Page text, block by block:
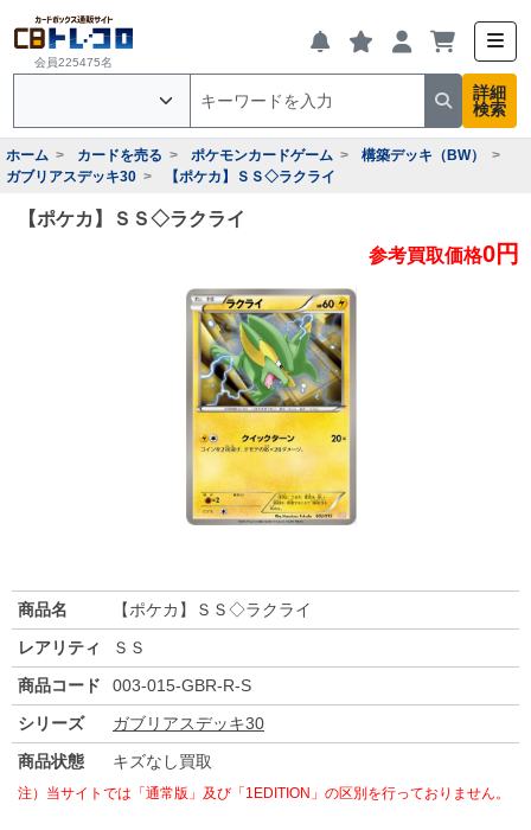
会員225475名
詳細
検索
ホーム カードを売る ポケモンカードゲーム
構築デッキ（BW）
ガブリアスデッキ30
【ポケカ】ＳＳ◇ラクライ
【ポケカ】ＳＳ◇ラクライ
参考買取価格0円
商品名
【ポケカ】ＳＳ◇ラクライ
レアリティ
ＳＳ
商品コード
003-015-GBR-R-S
シリーズ
ガブリアスデッキ30
商品状態
キズなし買取
注）当サイトでは「通常版」及び「1EDITION」の区別を行っておりません。